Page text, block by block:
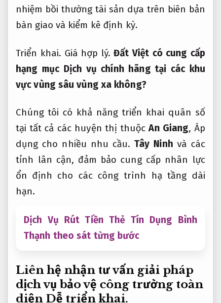
nhiệm bồi thường tài sản dựa trên biên bản
bàn giao và kiểm kê định kỳ.
Triển khai. Giá hợp lý. Đất Việt có cung cấp
hạng mục Dịch vụ chính hãng tại các khu
vực vùng sâu vùng xa không?
Chúng tôi có khả năng triển khai quân số
tại tất cả các huyện thị thuộcAn Giang, Áp
dụng cho nhiều nhu cầu. Tây Ninh và các
tỉnh lân cận, đảm bảo cung cấp nhân lực
ổn định cho các công trình hạ tầng dài
hạn.
Dịch Vụ Rút Tiền Thẻ Tín Dụng Bình
Thạnh theo sát từng bước
Liên hệ nhận tư vấn giải pháp
dịch vụ bảo vệ công trường toàn
diện Dễ triển khai.